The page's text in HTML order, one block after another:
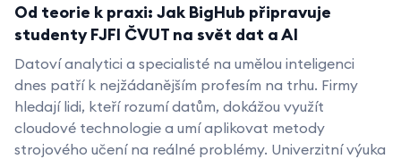
Od teorie k praxi: Jak BigHub připravuje
studenty FJFI ČVUT na svět dat a AI
Datoví analytici a specialisté na umělou inteligenci
dnes patří k nejžádanějším profesím na trhu. Firmy
hledají lidi, kteří rozumí datům, dokážou využít
cloudové technologie a umí aplikovat metody
strojového učení na reálné problémy. Univerzitní výuka